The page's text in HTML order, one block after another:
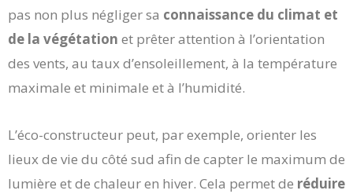
pas non plus négliger sa connaissance du climat et
de la végétation et prêter attention à l’orientation
des vents, au taux d’ensoleillement, à la température
maximale et minimale et à l’humidité.
L’éco-constructeur peut, par exemple, orienter les
lieux de vie du côté sud afin de capter le maximum de
lumière et de chaleur en hiver. Cela permet de réduire